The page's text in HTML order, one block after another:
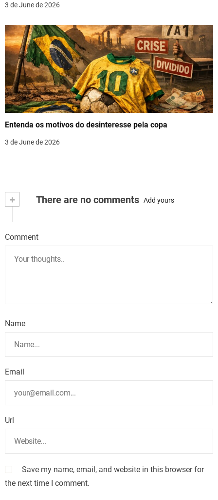
3 de June de 2026
Entenda os motivos do desinteresse pela copa
3 de June de 2026
+ There are no comments Add yours
Comment
Name
Email
Url
Save my name, email, and website in this browser for
the next time I comment.